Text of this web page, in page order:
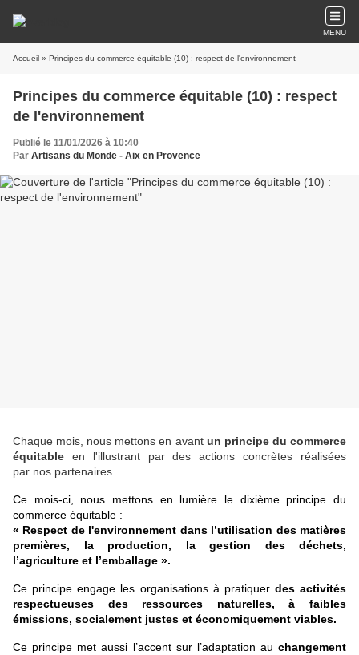
MENU
Accueil » Principes du commerce équitable (10) : respect de l'environnement
Principes du commerce équitable (10) : respect
de l'environnement
Publié le 11/01/2026 à 10:40
Par Artisans du Monde - Aix en Provence
Chaque mois, nous mettons en avant un principe du commerce
équitable en l'illustrant par des actions concrètes réalisées
par nos partenaires.
Ce mois-ci, nous mettons en lumière le dixième principe du
commerce équitable :
« Respect de l'environnement dans l’utilisation des matières
premières, la production, la gestion des déchets,
l’agriculture et l’emballage ».
Ce principe engage les organisations à pratiquer des activités
respectueuses des ressources naturelles, à faibles
émissions, socialement justes et économiquement viables.
Ce principe met aussi l’accent sur l’adaptation au changement